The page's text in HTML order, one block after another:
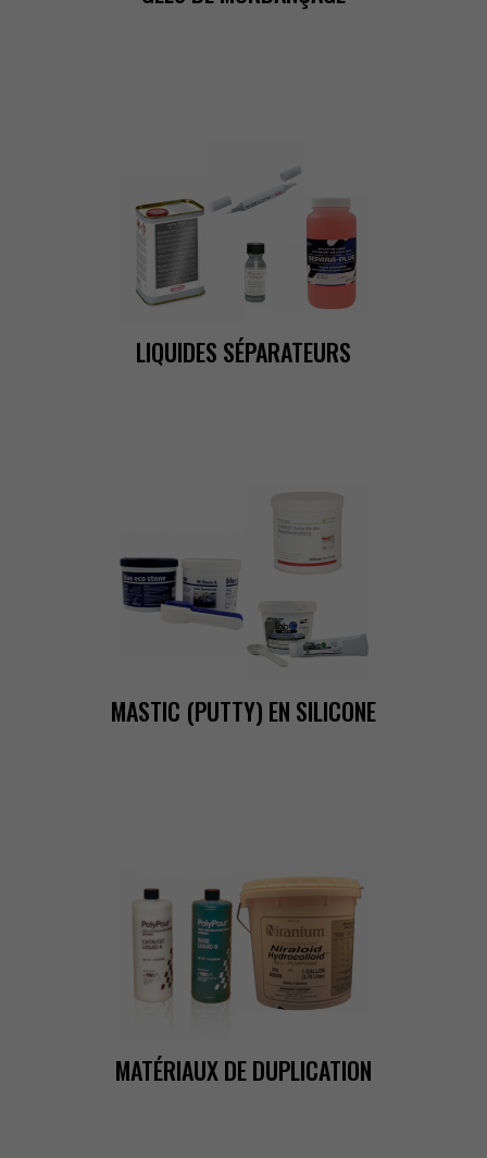
LIQUIDESSÉPARATEURS
MASTIC(PUTTY)ENSILICONE
MATÉRIAUXDEDUPLICATION